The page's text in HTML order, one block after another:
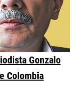
Gonzalo
Colombia